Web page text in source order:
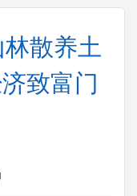
散养土
致富门